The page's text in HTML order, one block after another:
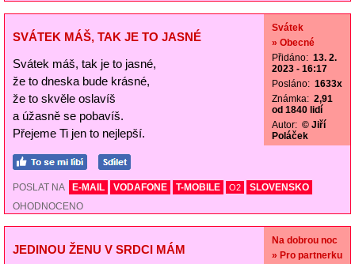
SVÁTEK MÁŠ, TAK JE TO JASNÉ
Svátek máš, tak je to jasné,
že to dneska bude krásné,
že to skvěle oslavíš
a úžasně se pobavíš.
Přejeme Ti jen to nejlepší.
Svátek
» Obecné
Přidáno: 13. 2.
2023 - 16:17
Posláno: 1633x
Známka: 2,91
od 1840 lidí
Autor: © Jiří
Poláček
POSLAT NA E-MAIL VODAFONE T-MOBILE O2
SLOVENSKO
OHODNOCENO
JEDINOU ŽENU V SRDCI MÁM
Na dobrou noc
» Pro partnerku